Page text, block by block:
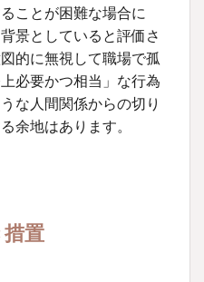
ことが困難な場合に
景としていると評価さ
的に無視して職場で孤
必要かつ相当」な行為
な人間関係からの切り
余地はあります。
置